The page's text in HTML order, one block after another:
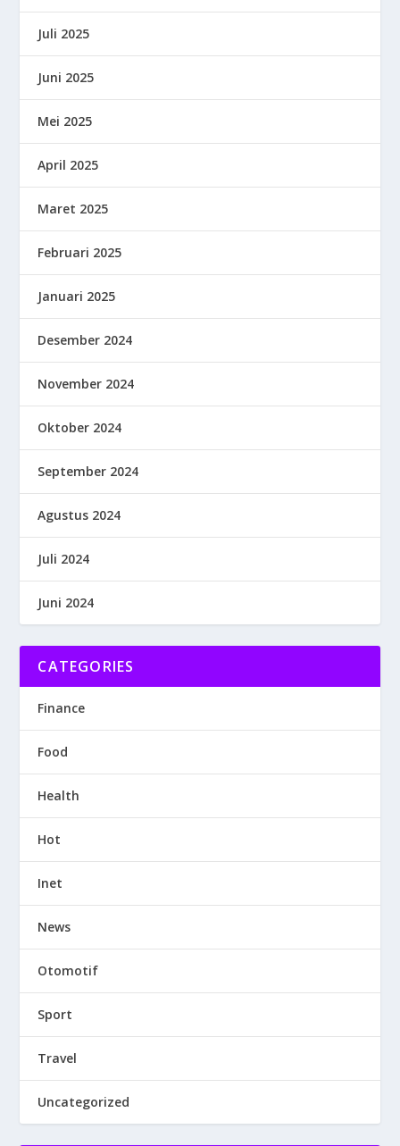
Juli 2025
Juni 2025
Mei 2025
April 2025
Maret 2025
Februari 2025
Januari 2025
Desember 2024
November 2024
Oktober 2024
September 2024
Agustus 2024
Juli 2024
Juni 2024
CATEGORIES
Finance
Food
Health
Hot
Inet
News
Otomotif
Sport
Travel
Uncategorized